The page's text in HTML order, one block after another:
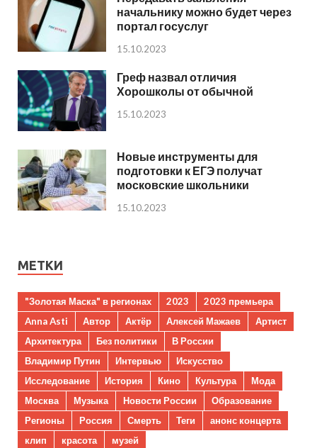
начальнику можно будет через
портал госуслуг
15.10.2023
Греф назвал отличия
Хорошколы от обычной
15.10.2023
Новые инструменты для
подготовки к ЕГЭ получат
московские школьники
15.10.2023
МЕТКИ
"Золотая Маска" в регионах 2023
2023 премьера
Anna Asti
Автор Актёр Алексей Мажаев
Артист
Архитектура
Без политики
В России
Владимир Путин
Интервью
Искусство
Исследование
История Кино Культура
Мода
Москва
Музыка Новости России
Образование
Регионы
Россия Смерть Теги
анонс концерта
клип
красота
музей